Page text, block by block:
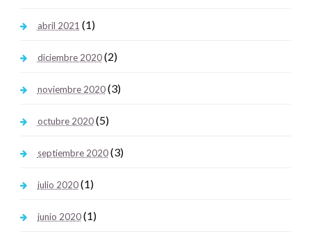
abril 2021 (1)
diciembre 2020(2)
noviembre 2020(3)
octubre 2020(5)
septiembre 2020(3)
julio 2020(1)
junio 2020(1)